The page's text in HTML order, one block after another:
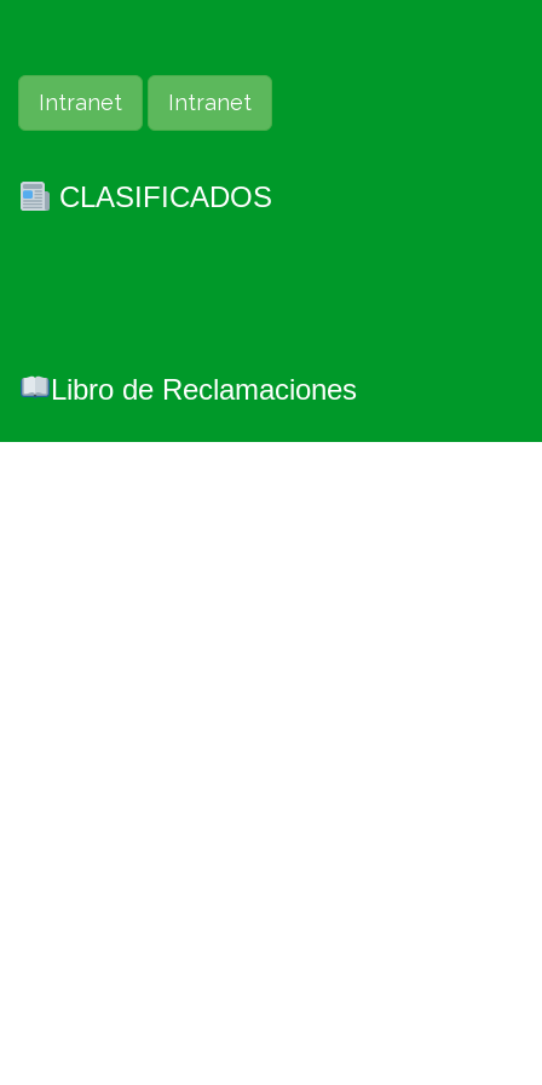
Intranet Intranet
CLASIFICADOS
Libro de Reclamaciones